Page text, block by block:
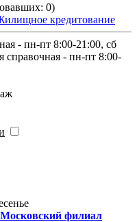
0)
кредитование
- пн-пт 8:00-21:00, сб
справочная - пн-пт 8:00-
филиал